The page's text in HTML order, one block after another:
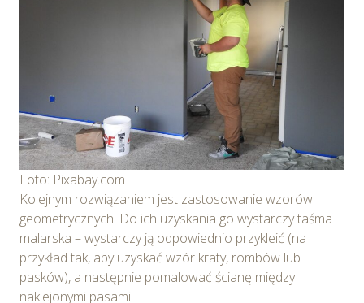
Foto: Pixabay.com
Kolejnym rozwiązaniem jest zastosowanie wzorów
geometrycznych. Do ich uzyskania go wystarczy taśma
malarska – wystarczy ją odpowiednio przykleić (na
przykład tak, aby uzyskać wzór kraty, rombów lub
pasków), a następnie pomalować ścianę między
naklejonymi pasami.